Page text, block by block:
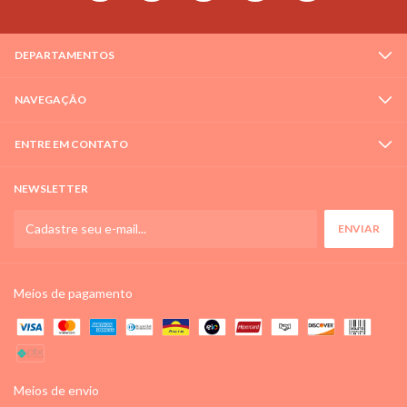
DEPARTAMENTOS
NAVEGAÇÃO
ENTRE EM CONTATO
NEWSLETTER
Meios de pagamento
Meios de envio